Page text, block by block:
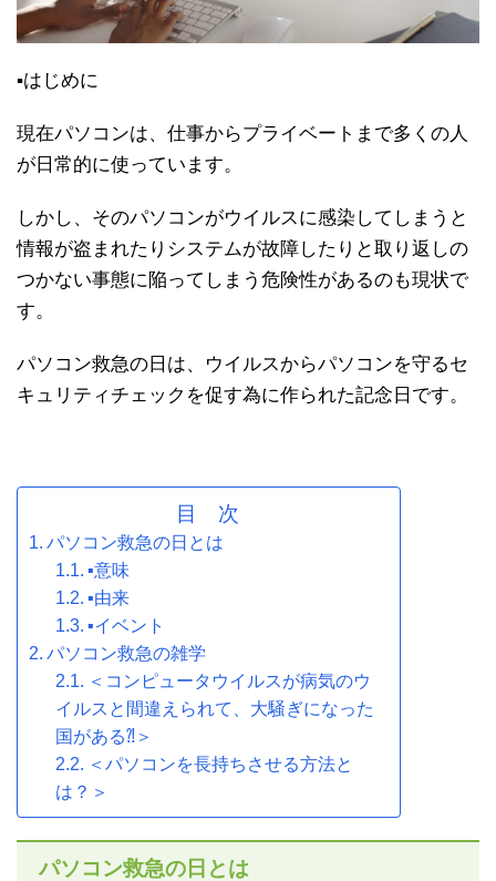
▪はじめに
現在パソコンは、仕事からプライベートまで多くの人
が日常的に使っています。
しかし、そのパソコンがウイルスに感染してしまうと
情報が盗まれたりシステムが故障したりと取り返しの
つかない事態に陥ってしまう危険性があるのも現状で
す。
パソコン救急の日は、ウイルスからパソコンを守るセ
キュリティチェックを促す為に作られた記念日です。
目 次
パソコン救急の日とは
▪意味
▪由来
▪イベント
パソコン救急の雑学
＜コンピュータウイルスが病気のウ
イルスと間違えられて、大騒ぎになった
国がある⁈＞
＜パソコンを長持ちさせる方法と
は？＞
パソコン救急の日とは